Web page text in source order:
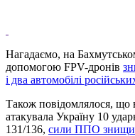
Нагадаємо, на
допомогою FPV-дронів
і два автомобілі
Також повідомлялося, що
атакувала Україну 10
131/136, сили ППО